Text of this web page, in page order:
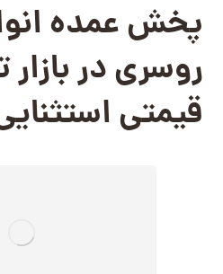
پخش عمده
روسری در بازار
قیمتی